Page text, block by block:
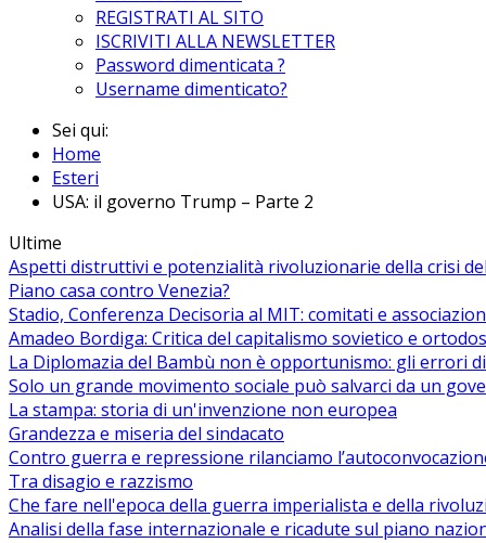
REGISTRATI AL SITO
ISCRIVITI ALLA NEWSLETTER
Password dimenticata ?
Username dimenticato?
Sei qui:
Home
Esteri
USA: il governo Trump – Parte 2
Ultime
Aspetti distruttivi e potenzialità rivoluzionarie della crisi
Piano casa contro Venezia?
Stadio, Conferenza Decisoria al MIT: comitati e
Amadeo Bordiga: Critica del capitalismo sovietico e
La Diplomazia del Bambù non è opportunismo: gli errori
Solo un grande movimento sociale può salvarci da un
La stampa: storia di un'invenzione non europea
Grandezza e miseria del sindacato
Contro guerra e repressione rilanciamo
Tra disagio e razzismo
Che fare nell'epoca della guerra imperialista e della
Analisi della fase internazionale e ricadute sul piano